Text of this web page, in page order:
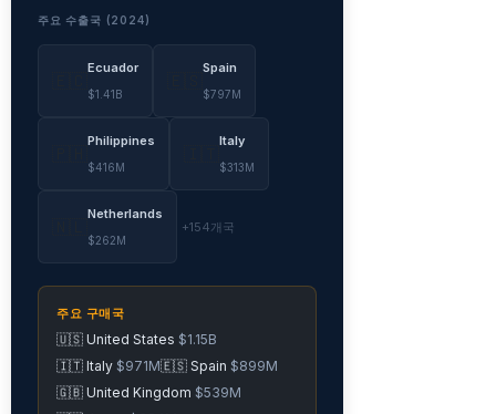
주요 수출국 (2024)
Ecuador
$1.41B
Spain
$797M
Philippines
$416M
Italy
$313M
Netherlands
$262M
+154개국
주요 구매국
🇺🇸 United States $1.15B
🇮🇹 Italy $971M🇪🇸 Spain $899M
🇬🇧 United Kingdom $539M